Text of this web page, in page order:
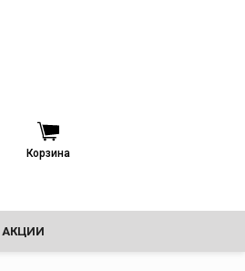
Корзина
АКЦИИ